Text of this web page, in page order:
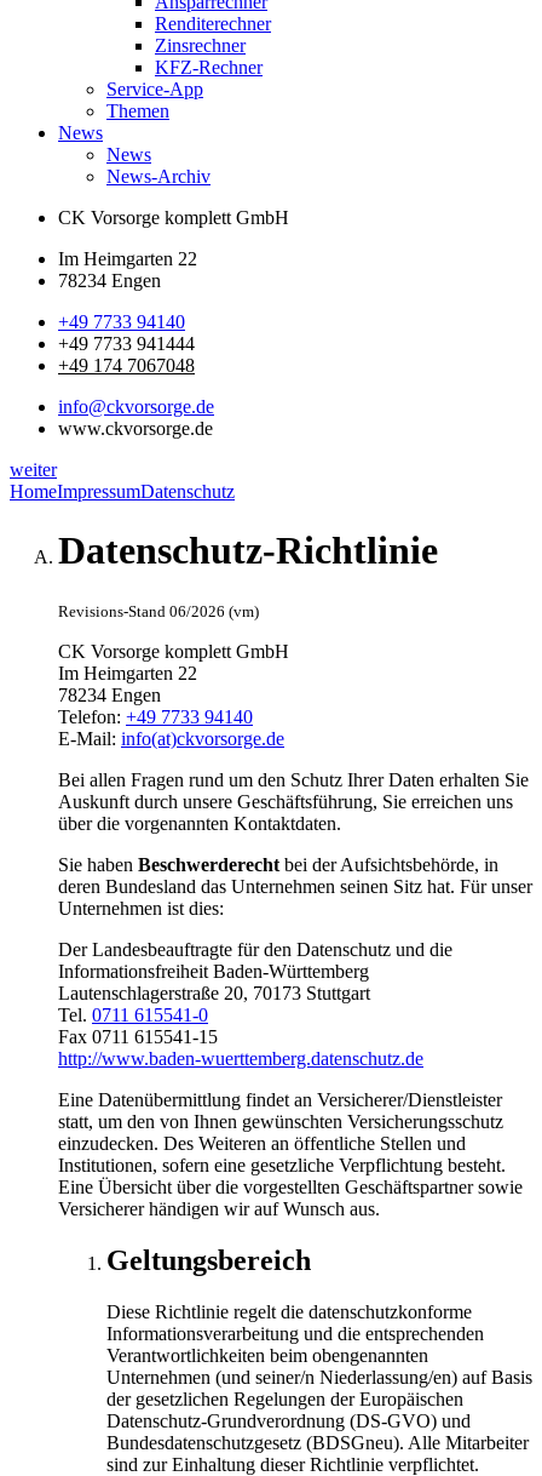
Renditerechner
Zinsrechner
KFZ-Rechner
Service-App
Themen
News
News
News-Archiv
CK Vorsorge komplett GmbH
Im Heimgarten 22
78234 Engen
+49 7733 94140
+49 7733 941444
+49 174 7067048
info@ckvorsorge.de
www.ckvorsorge.de
weiter
HomeImpressumDatenschutz
Datenschutz-Richtlinie
Revisions-Stand 06/2026 (vm)
CK Vorsorge komplett GmbH
Im Heimgarten 22
78234 Engen
Telefon: +49 7733 94140
E-Mail: info(at)ckvorsorge.de
Bei allen Fragen rund um den Schutz Ihrer Daten erhalten Sie
Auskunft durch unsere Geschäftsführung, Sie erreichen uns
über die vorgenannten Kontaktdaten.
Sie haben Beschwerderecht bei der Aufsichtsbehörde, in
deren Bundesland das Unternehmen seinen Sitz hat. Für unser
Unternehmen ist dies:
Der Landesbeauftragte für den Datenschutz und die
Informationsfreiheit Baden-Württemberg
Lautenschlagerstraße 20, 70173 Stuttgart
Tel. 0711 615541-0
Fax 0711 615541-15
http://www.baden-wuerttemberg.datenschutz.de
Eine Datenübermittlung findet an Versicherer/Dienstleister
statt, um den von Ihnen gewünschten Versicherungsschutz
einzudecken. Des Weiteren an öffentliche Stellen und
Institutionen, sofern eine gesetzliche Verpflichtung besteht.
Eine Übersicht über die vorgestellten Geschäftspartner sowie
Versicherer händigen wir auf Wunsch aus.
Geltungsbereich
Diese Richtlinie regelt die datenschutzkonforme
Informationsverarbeitung und die entsprechenden
Verantwortlichkeiten beim obengenannten
Unternehmen (und seiner/n Niederlassung/en) auf Basis
der gesetzlichen Regelungen der Europäischen
Datenschutz-Grundverordnung (DS-GVO) und
Bundesdatenschutzgesetz (BDSGneu). Alle Mitarbeiter
sind zur Einhaltung dieser Richtlinie verpflichtet.